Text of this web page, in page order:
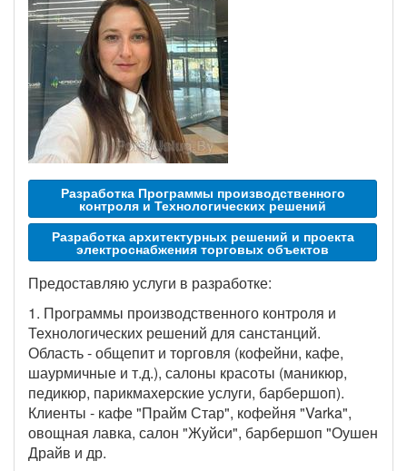
Разработка Программы производственного
контроля и Технологических решений
Разработка архитектурных решений и проекта
электроснабжения торговых объектов
Предоставляю услуги в разработке:
1. Программы производственного контроля и
Технологических решений для санстанций.
Область - общепит и торговля (кофейни, кафе,
шаурмичные и т.д.), салоны красоты (маникюр,
педикюр, парикмахерские услуги, барбершоп).
Клиенты - кафе "Прайм Стар", кофейня "Varka",
овощная лавка, салон "Жуйси", барбершоп "Оушен
Драйв и др.